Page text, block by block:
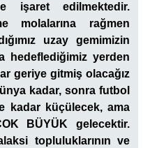
edilmektedir.
molalarına rağmen
uzay gemimizin
hedeflediğimiz yerden
geriye gitmiş olacağız
kadar, sonra futbol
kadar küçülecek, ama
BÜYÜK gelecektir.
topluluklarının ve